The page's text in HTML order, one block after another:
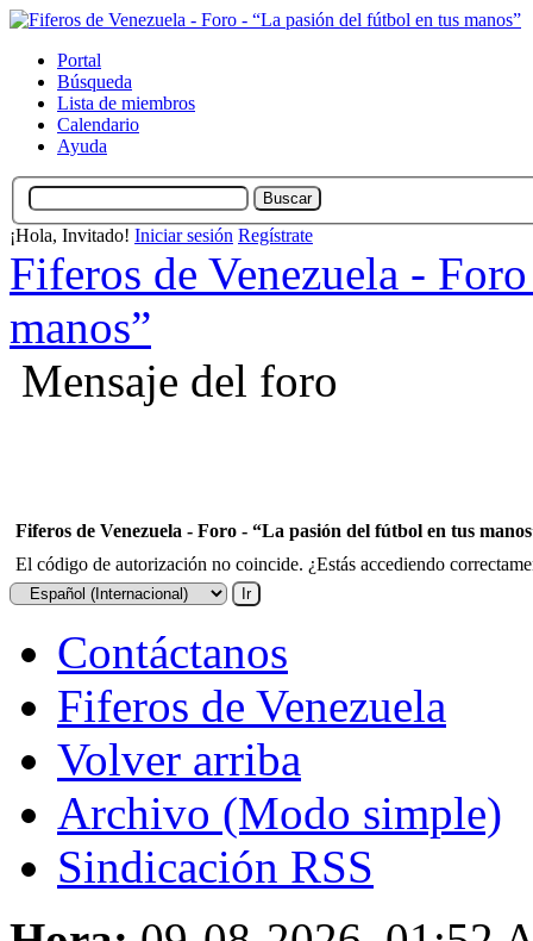
Portal
Búsqueda
Lista de miembros
Calendario
Ayuda
¡Hola, Invitado! Iniciar sesión Regístrate
Fiferos de Venezuela -
manos”
Mensaje del foro
Fiferos de Venezuela - Foro - “La pasión del fútbol en tus
El código de autorización no coincide. ¿Estás accediendo
Contáctanos
Fiferos de Venezuela
Volver arriba
Archivo (Modo simple)
Sindicación RSS